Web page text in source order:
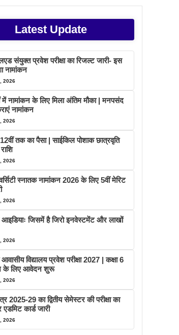
Latest Update
संयुक्त प्रवेश परीक्षा का रिजल्ट जारी- इस
नामांकन
2026
में नामांकन के लिए मिला अंतिम मौका | मनपसंद
नामांकन
2026
तक का पैसा | साईकिल पोशाक छात्रवृति
2026
स्नातक नामांकन 2026 के लिए 5वीं मेरिट
2026
जिसमें है जिरो इनवेस्टमेंट और लाखों
2026
विद्यालय प्रवेश परीक्षा 2027 | कक्षा 6
के लिए आवेदन शुरू
2026
2025-29 का द्वितीय सेमेस्टर की परीक्षा का
कार्ड जारी
2026